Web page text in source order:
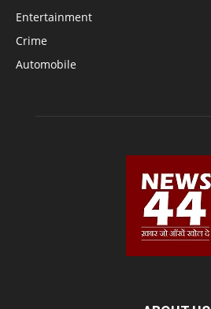
Entertainment
Crime
Automobile